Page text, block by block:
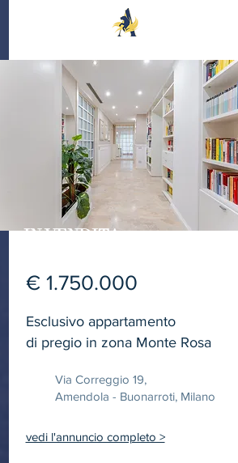
IN VENDITA
€ 1.750.000
Esclusivo appartamento
di pregio in zona Monte Rosa
Via Correggio 19,
Amendola - Buonarroti, Milano
vedi l'annuncio completo >